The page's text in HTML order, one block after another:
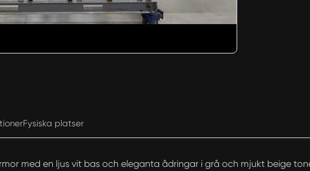
Fysiska platser
med en ljus vit bas och eleganta ådringar i grå och mjukt beige